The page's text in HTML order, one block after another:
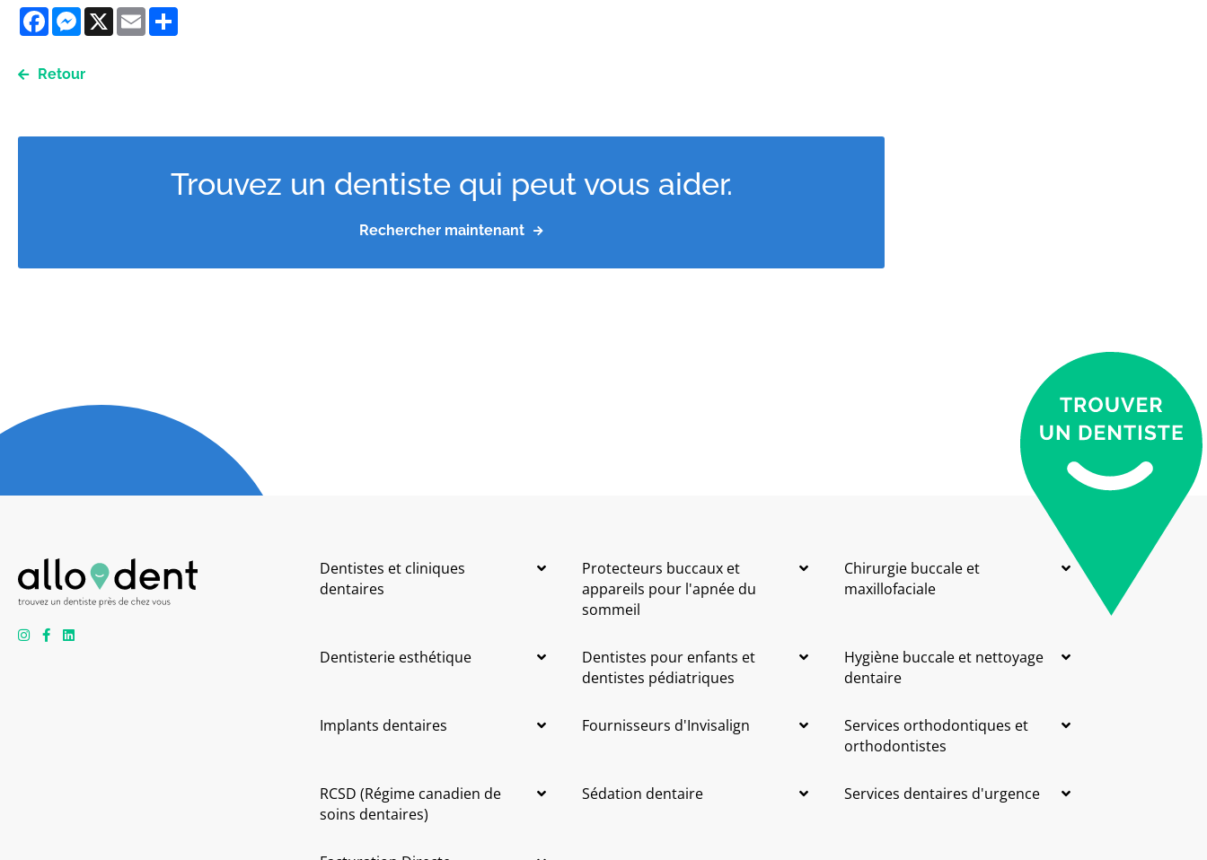
FacebookMessenger
X Email
Retour
Trouvez un dentiste qui peut vous aider.
Rechercher maintenant
Dentistes et cliniques
dentaires
Protecteurs buccaux et
appareils pour l'apnée du
sommeil
Chirurgie buccale et
maxillofaciale
Dentisterie esthétique
Dentistes pour enfants et
dentistes pédiatriques
Hygiène buccale et nettoyage
dentaire
Implants dentaires Fournisseurs d'Invisalign
Services orthodontiques et
orthodontistes
RCSD (Régime canadien de
soins dentaires)
Sédation dentaire Services dentaires d'urgence